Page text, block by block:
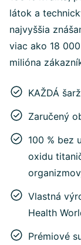
látok a
najvyššia
viac ako 18
milióna
KAŽDÁ
Zaručený
100 % bez
oxidu
Vlastná
Health
Prémiové